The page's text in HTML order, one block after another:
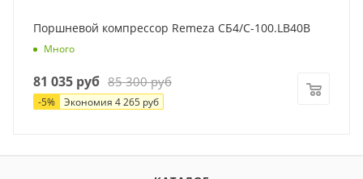
Поршневой компрессор Remeza СБ4/С-100.LB40B
Много
81 035 руб 85 300руб
-5% Экономия 4 265 руб